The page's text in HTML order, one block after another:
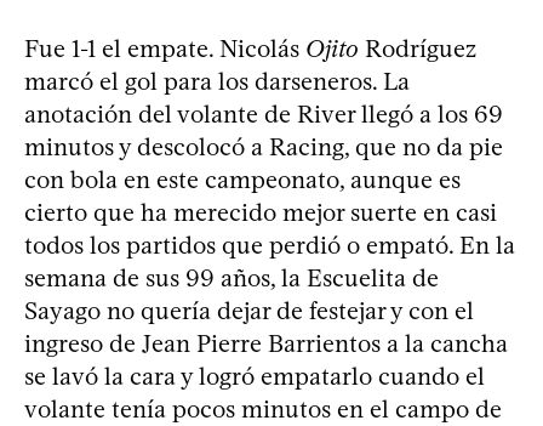
Fue 1-1 el empate. Nicolás Ojito Rodríguez
marcó el gol para los darseneros. La
anotación del volante de River llegó a los 69
minutos y descolocó a Racing, que no da pie
con bola en este campeonato, aunque es
cierto que ha merecido mejor suerte en casi
todos los partidos que perdió o empató. En la
semana de sus 99 años, la Escuelita de
Sayago no quería dejar de festejar y con el
ingreso de Jean Pierre Barrientos a la cancha
se lavó la cara y logró empatarlo cuando el
volante tenía pocos minutos en el campo de